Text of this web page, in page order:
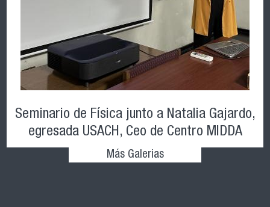
Seminario de Física junto a Natalia Gajardo,
egresada USACH, Ceo de Centro MIDDA
Más Galerias